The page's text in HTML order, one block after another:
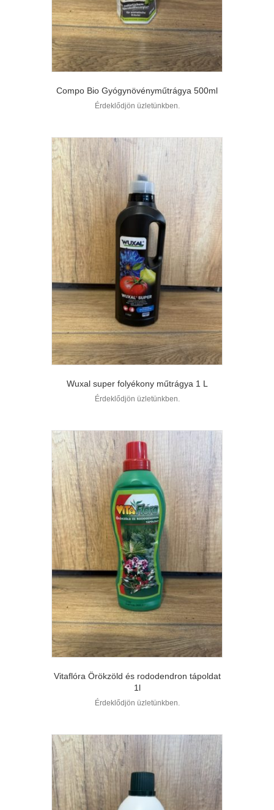
Compo Bio Gyógynövényműtrágya 500ml
Érdeklődjön üzletünkben.
Wuxal super folyékony műtrágya 1 L
Érdeklődjön üzletünkben.
Vitaflóra Örökzöld és rododendron tápoldat
1l
Érdeklődjön üzletünkben.